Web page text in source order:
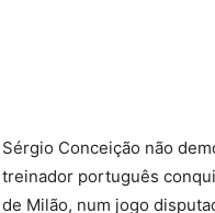
Sérgio Conceição não
treinador português
de Milão, num jogo